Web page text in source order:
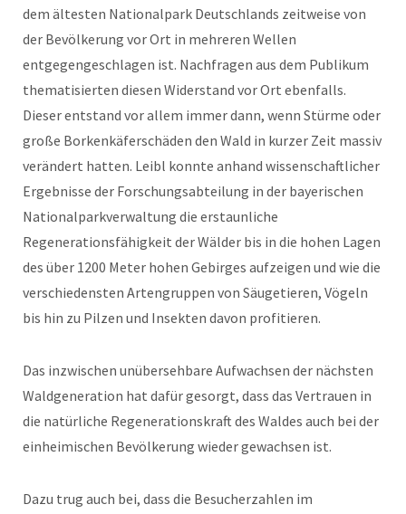
dem ältesten Nationalpark Deutschlands zeitweise von
der Bevölkerung vor Ort in mehreren Wellen
entgegengeschlagen ist. Nachfragen aus dem Publikum
thematisierten diesen Widerstand vor Ort ebenfalls.
Dieser entstand vor allem immer dann, wenn Stürme oder
große Borkenkäferschäden den Wald in kurzer Zeit massiv
verändert hatten. Leibl konnte anhand wissenschaftlicher
Ergebnisse der Forschungsabteilung in der bayerischen
Nationalparkverwaltung die erstaunliche
Regenerationsfähigkeit der Wälder bis in die hohen Lagen
des über 1200 Meter hohen Gebirges aufzeigen und wie die
verschiedensten Artengruppen von Säugetieren, Vögeln
bis hin zu Pilzen und Insekten davon profitieren.
Das inzwischen unübersehbare Aufwachsen der nächsten
Waldgeneration hat dafür gesorgt, dass das Vertrauen in
die natürliche Regenerationskraft des Waldes auch bei der
einheimischen Bevölkerung wieder gewachsen ist.
Dazu trug auch bei, dass die Besucherzahlen im